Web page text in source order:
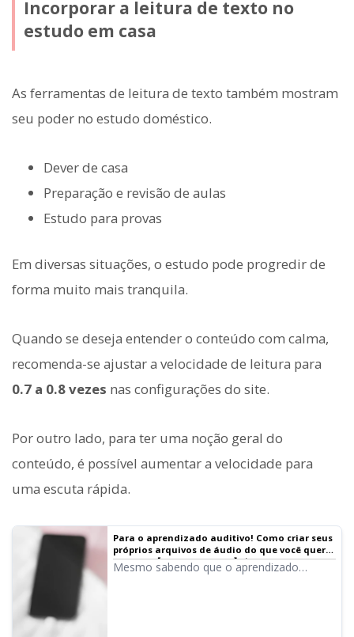
Incorporar a leitura de texto no
estudo em casa
As ferramentas de leitura de texto também mostram
seu poder no estudo doméstico.
Dever de casa
Preparação e revisão de aulas
Estudo para provas
Em diversas situações, o estudo pode progredir de
forma muito mais tranquila.
Quando se deseja entender o conteúdo com calma,
recomenda-se ajustar a velocidade de leitura para
0.7 a 0.8 vezes nas configurações do site.
Por outro lado, para ter uma noção geral do
conteúdo, é possível aumentar a velocidade para
uma escuta rápida.
Para o aprendizado auditivo! Como criar seus
próprios arquivos de áudio do que você quer
estudar 【Gratuitamente】｜Software de
leitura de texto Ondoku
Mesmo sabendo que o aprendizado